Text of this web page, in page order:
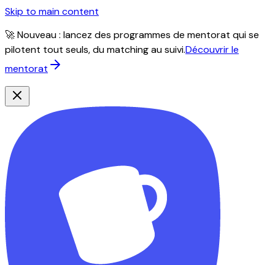
Skip to main content
🚀 Nouveau : lancez des programmes de mentorat qui se
pilotent tout seuls, du matching au suivi.Découvrir le
mentorat